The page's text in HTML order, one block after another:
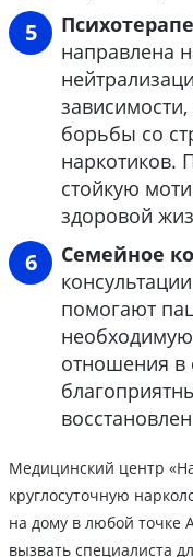
направлена
борьбы со
наркотиков.
стойкую
здоровой
Семейное
помогают
отношения в
Медицинский центр
круглосуточную
на дому в любой точке
вызвать специалиста